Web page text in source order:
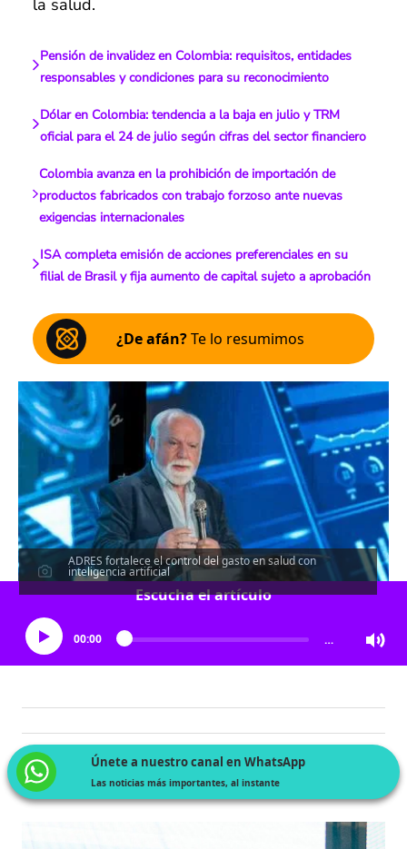
la salud.
Pensión de invalidez en Colombia: requisitos, entidades
responsables y condiciones para su reconocimiento
Dólar en Colombia: tendencia a la baja en julio y TRM
oficial para el 24 de julio según cifras del sector financiero
Colombia avanza en la prohibición de importación de
productos fabricados con trabajo forzoso ante nuevas
exigencias internacionales
ISA completa emisión de acciones preferenciales en su
filial de Brasil y fija aumento de capital sujeto a aprobación
¿De afán?Te lo resumimos
ADRES fortalece el control del gasto en salud con
inteligencia artificial
Escucha el artículo
00:00 …
Únete a nuestro canal en WhatsApp
Las noticias más importantes, al instante